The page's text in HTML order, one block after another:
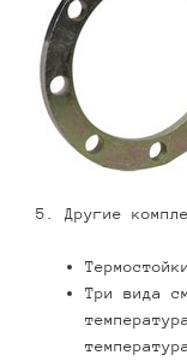
5. Другие
Три вида